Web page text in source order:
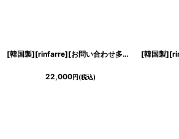
[韓国製][rinfarre][お問い合わせ多数!!再入荷]レッド・無地・シンプル・ハイネック・背中開き・ノースリーブ・タイト・ロングドレス [山崎みどり着用]《送料＆代引き手数料無料》my
22,000円(税込)